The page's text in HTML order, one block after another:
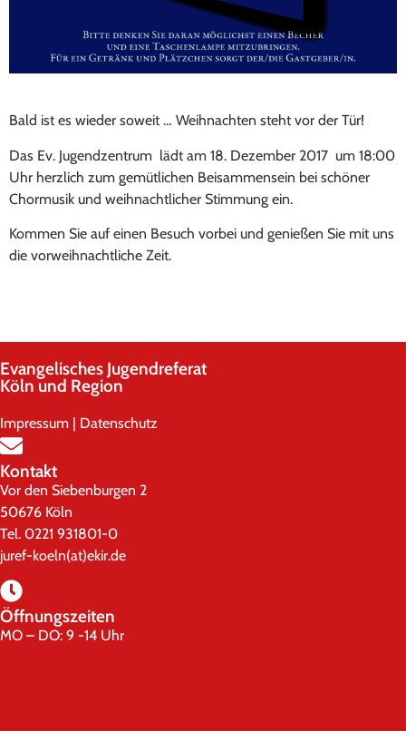
Bald ist es wieder soweit … Weihnachten steht vor der Tür!
Das Ev. Jugendzentrum lädt am 18. Dezember 2017 um 18:00
Uhr herzlich zum gemütlichen Beisammensein bei schöner
Chormusik und weihnachtlicher Stimmung ein.
Kommen Sie auf einen Besuch vorbei und genießen Sie mit uns
die vorweihnachtliche Zeit.
Evangelisches Jugendreferat
Köln und Region
Impressum | Datenschutz
Kontakt
Vor den Siebenburgen 2
50676 Köln
Tel. 0221 931801-0
juref-koeln(at)ekir.de
Öffnungszeiten
MO – DO: 9 -14 Uhr